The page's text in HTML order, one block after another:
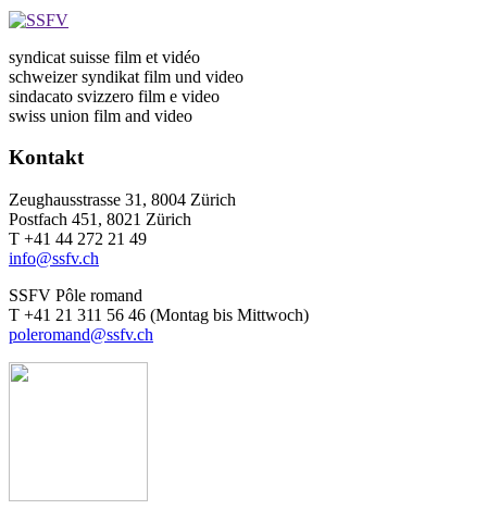
syndicat suisse film et vidéo
schweizer syndikat film und video
sindacato svizzero film e video
swiss union film and video
Kontakt
Zeughausstrasse 31, 8004 Zürich
Postfach 451, 8021 Zürich
T +41 44 272 21 49
info@ssfv.ch
SSFV Pôle romand
T +41 21 311 56 46 (Montag bis Mittwoch)
poleromand@ssfv.ch